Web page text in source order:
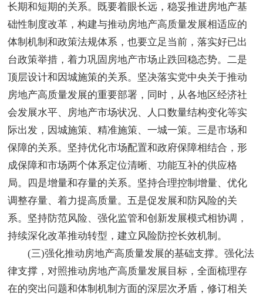
长期和短期的关系。既要着眼长远，稳妥推进房地产基
础性制度改革，构建与推动房地产高质量发展相适应的
体制机制和政策法规体系，也要立足当前，落实好已出
台政策举措，着力巩固房地产市场止跌回稳态势。二是
顶层设计和因城施策的关系。坚决落实党中央关于推动
房地产高质量发展的重要部署，同时，从各地区经济社
会发展水平、房地产市场状况、人口数量结构变化等实
际出发，因城施策、精准施策、一城一策。三是市场和
保障的关系。坚持优化市场配置和政府保障相结合，形
成保障和市场两个体系定位清晰、功能互补的供应格
局。四是增量和存量的关系。坚持合理控制增量、优化
调整存量、着力提高质量。五是促发展和防风险的关
系。坚持防范风险、强化监管和创新发展模式相协调，
持续深化改革推动转型，建立风险防控长效机制。
(三)强化推动房地产高质量发展的基础支撑。强化法
律支撑，对照推动房地产高质量发展目标，全面梳理存
在的突出问题和体制机制方面的深层次矛盾，修订相关